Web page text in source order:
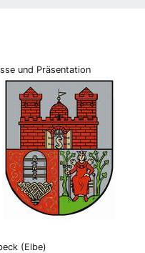
und Präsentation
(Elbe)